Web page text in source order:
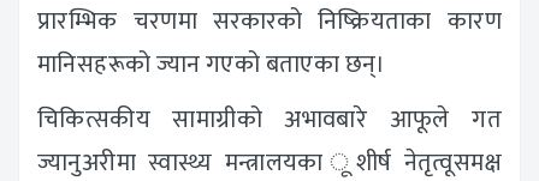
प्रारम्भिक चरणमा सरकारको निष्क्रियताका कारण
मानिसहरूको ज्यान गएको बताएका छन्।
चिकित्सकीय सामाग्रीको अभावबारे आफूले गत
ज्यानुअरीमा स्वास्थ्य मन्त्रालयका ूशीर्ष नेतृत्वूसमक्ष